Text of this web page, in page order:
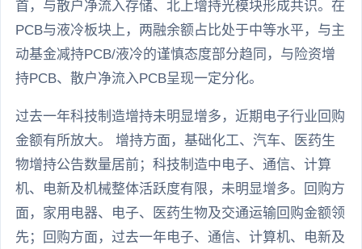
首，与散户净流入存储、北上增持光模块形成共识。在
PCB与液冷板块上，两融余额占比处于中等水平，与主
动基金减持PCB/液冷的谨慎态度部分趋同，与险资增
持PCB、散户净流入PCB呈现一定分化。
过去一年科技制造增持未明显增多，近期电子行业回购
金额有所放大。 增持方面，基础化工、汽车、医药生
物增持公告数量居前；科技制造中电子、通信、计算
机、电新及机械整体活跃度有限，未明显增多。回购方
面，家用电器、电子、医药生物及交通运输回购金额领
先；回购方面，过去一年电子、通信、计算机、电新及